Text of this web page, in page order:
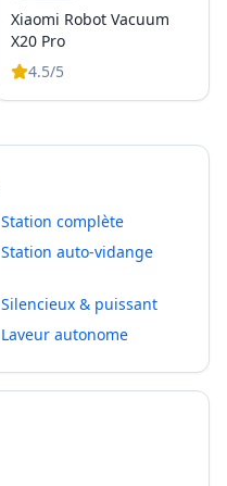
Xiaomi Robot Vacuum
X20 Pro
4.5/5
Station complète
Station auto-vidange
Silencieux & puissant
Laveur autonome